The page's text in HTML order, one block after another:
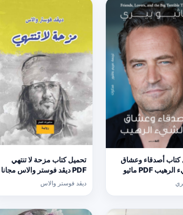
كتاب أصدقاء وعشاق
والشيء الرهيب PDF ماثيو
برابط مباشر
تحميل كتاب مزحة لا تنتهي
PDF ديڤد فوستر والاس مجانا
برابط مباشر
ديڤد فوستر والاس